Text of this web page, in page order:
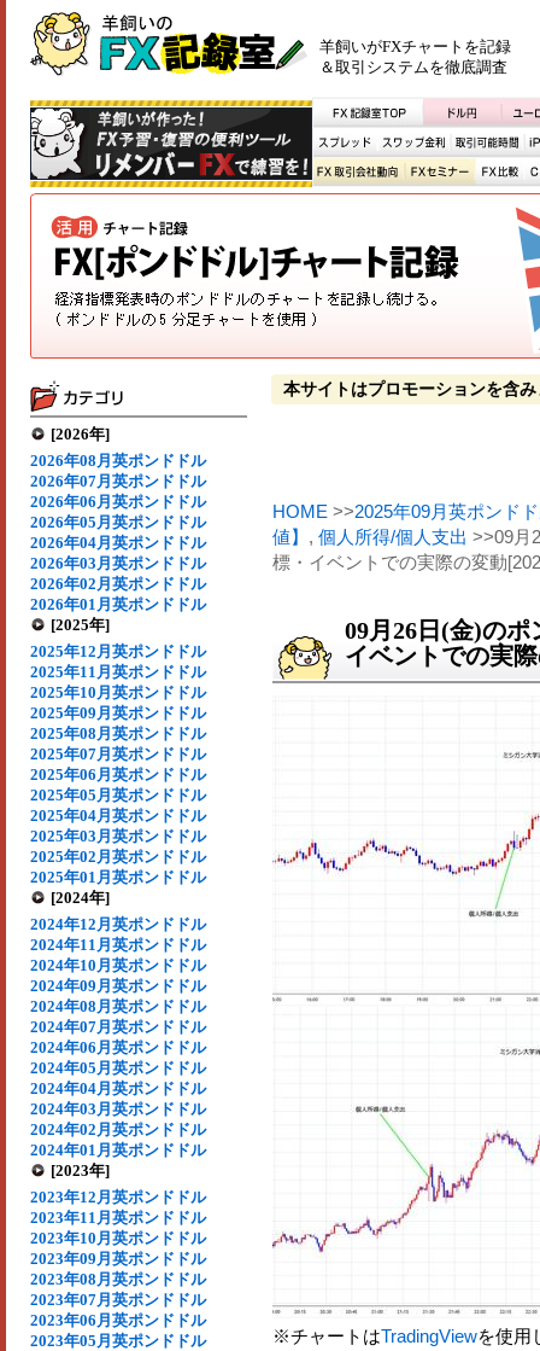
羊飼いがFXチャートを記録
＆取引システムを徹底調査
[2026年]
2026年08月英ポンドドル
2026年07月英ポンドドル
2026年06月英ポンドドル
2026年05月英ポンドドル
2026年04月英ポンドドル
2026年03月英ポンドドル
2026年02月英ポンドドル
2026年01月英ポンドドル
[2025年]
2025年12月英ポンドドル
2025年11月英ポンドドル
2025年10月英ポンドドル
2025年09月英ポンドドル
2025年08月英ポンドドル
2025年07月英ポンドドル
2025年06月英ポンドドル
2025年05月英ポンドドル
2025年04月英ポンドドル
2025年03月英ポンドドル
2025年02月英ポンドドル
2025年01月英ポンドドル
[2024年]
2024年12月英ポンドドル
2024年11月英ポンドドル
2024年10月英ポンドドル
2024年09月英ポンドドル
2024年08月英ポンドドル
2024年07月英ポンドドル
2024年06月英ポンドドル
2024年05月英ポンドドル
2024年04月英ポンドドル
2024年03月英ポンドドル
2024年02月英ポンドドル
2024年01月英ポンドドル
[2023年]
2023年12月英ポンドドル
2023年11月英ポンドドル
2023年10月英ポンドドル
2023年09月英ポンドドル
2023年08月英ポンドドル
2023年07月英ポンドドル
2023年06月英ポンドドル
2023年05月英ポンドドル
本サイトはプロモーションを含み
HOME >>2025年09月英ポンド
値】 , 個人所得/個人支出 >>09月
標・イベントでの実際の変動
09月26日(金)の
イベントでの実
※チャートはTradingViewを使用